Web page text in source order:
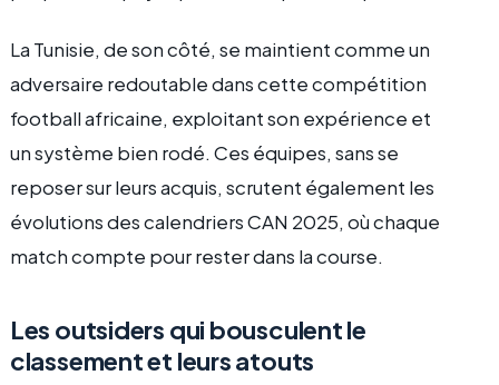
La Tunisie, de son côté, se maintient comme un
adversaire redoutable dans cette compétition
football africaine, exploitant son expérience et
un système bien rodé. Ces équipes, sans se
reposer sur leurs acquis, scrutent également les
évolutions des calendriers CAN 2025, où chaque
match compte pour rester dans la course.
Les outsiders qui bousculent le
classement et leurs atouts